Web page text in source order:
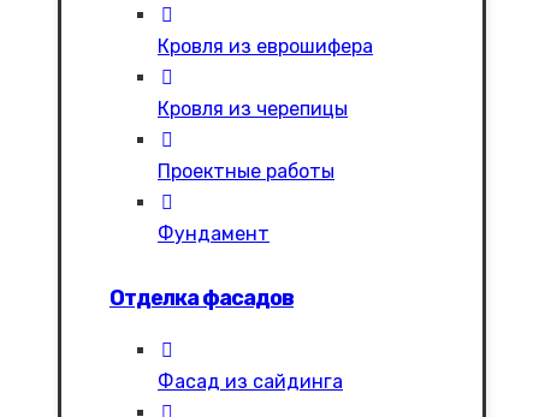
Кровля из еврошифера
Кровля из черепицы
Проектные работы
Фундамент
Отделка фасадов
Фасад из сайдинга